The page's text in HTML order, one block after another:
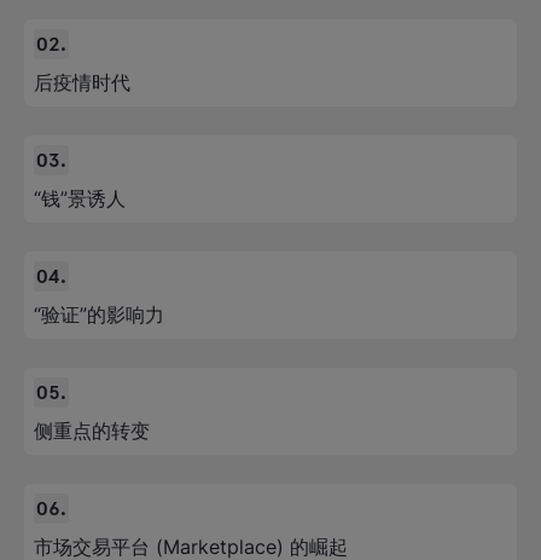
后疫情时代
“钱”景诱人
“验证”的影响力
侧重点的转变
市场交易平台 (Marketplace) 的崛起